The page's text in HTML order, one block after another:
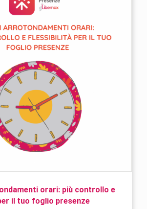
orari: più controllo e
il tuo foglio presenze